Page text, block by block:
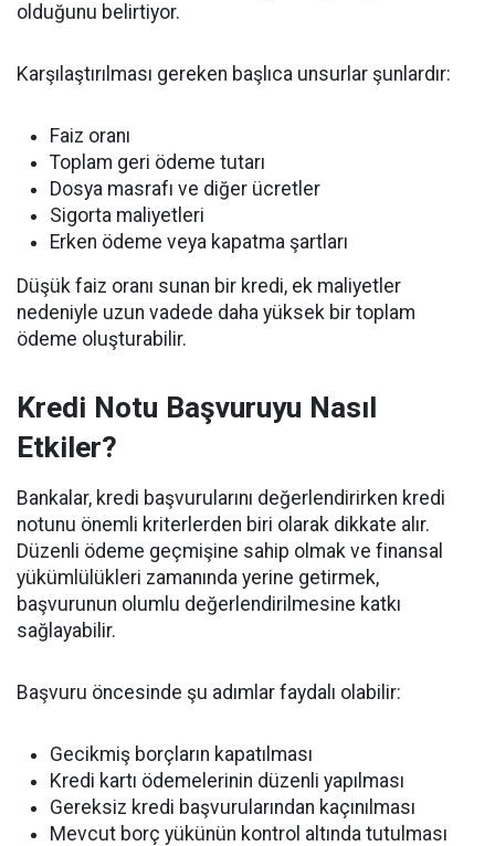
olduğunu belirtiyor.
Karşılaştırılması gereken başlıca unsurlar şunlardır:
Faiz oranı
Toplam geri ödeme tutarı
Dosya masrafı ve diğer ücretler
Sigorta maliyetleri
Erken ödeme veya kapatma şartları
Düşük faiz oranı sunan bir kredi, ek maliyetler
nedeniyle uzun vadede daha yüksek bir toplam
ödeme oluşturabilir.
Kredi Notu Başvuruyu Nasıl
Etkiler?
Bankalar, kredi başvurularını değerlendirirken kredi
notunu önemli kriterlerden biri olarak dikkate alır.
Düzenli ödeme geçmişine sahip olmak ve finansal
yükümlülükleri zamanında yerine getirmek,
başvurunun olumlu değerlendirilmesine katkı
sağlayabilir.
Başvuru öncesinde şu adımlar faydalı olabilir:
Gecikmiş borçların kapatılması
Kredi kartı ödemelerinin düzenli yapılması
Gereksiz kredi başvurularından kaçınılması
Mevcut borç yükünün kontrol altında tutulması